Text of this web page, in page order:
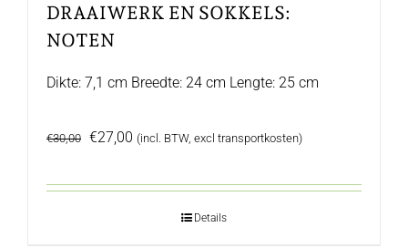
DRAAIWERK EN SOKKELS:
NOTEN
Dikte: 7,1 cm Breedte: 24 cm Lengte: 25 cm
€30,00 Oorspronkelijke
€27,00 Huidige
(incl. BTW, excl transportkosten)
Details